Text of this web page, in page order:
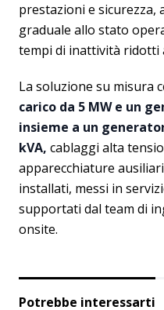
prestazioni e sicurezza,
graduale allo stato
tempi di inattività ridotti
La soluzione su misura
carico da 5 MW e un
insieme a un
kVA, cablaggi alta
apparecchiature
installati, messi in
supportati dal team di
onsite.
Potrebbe interessarti